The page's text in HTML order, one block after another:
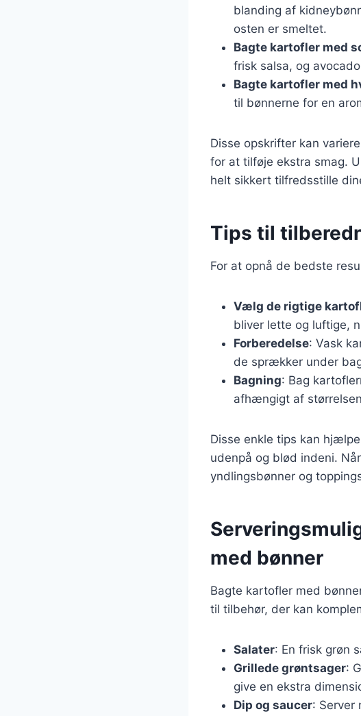
blanding af
osten er smeltet.
Bagte kartofler med
frisk salsa, og
Bagte kartofler med
til bønnerne for en
Disse opskrifter kan
for at tilføje ekstra smag.
helt sikkert tilfredsstille
Tips til
For at opnå de bedste
Vælg de rigtige
bliver lette og luftige,
Forberedelse: Vask
de sprækker under
Bagning: Bag
afhængigt af
Disse enkle tips kan
udenpå og blød indeni.
yndlingsbønner og
med bønner
Bagte kartofler med
til tilbehør, der kan
Salater: En frisk grøn
Grillede grøntsager:
give en ekstra
Dip og saucer: Server